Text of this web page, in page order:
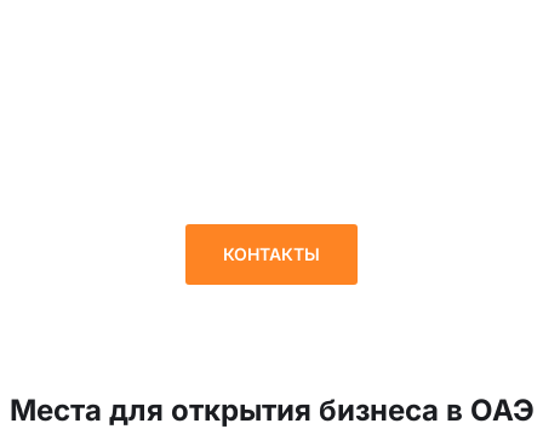
КОНТАКТЫ
Места для открытия бизнеса в ОАЭ